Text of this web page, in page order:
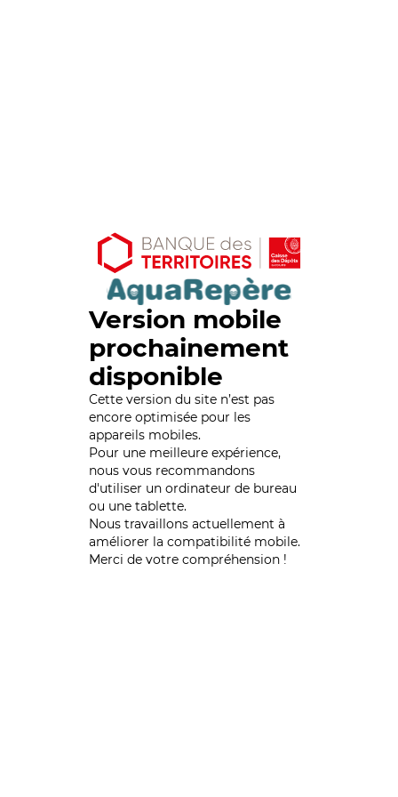
Version mobile
prochainement
disponible
Cette version du site n’est pas
encore optimisée pour les
appareils mobiles.
Pour une meilleure expérience,
nous vous recommandons
d'utiliser un ordinateur de bureau
ou une tablette.
Nous travaillons actuellement à
améliorer la compatibilité mobile.
Merci de votre compréhension !